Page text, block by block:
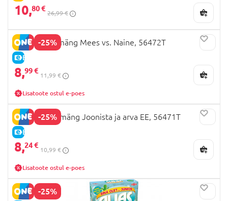
10,80 €
26,99 €
-25%
E-HIND
TACTIC reisimäng Mees vs. Naine, 56472T
8,99 €
11,99 €
Lisatoote ostul e-poes
-25%
E-HIND
TACTIC Reisimäng Joonista ja arva EE, 56471T
8,24 €
10,99 €
Lisatoote ostul e-poes
-25%